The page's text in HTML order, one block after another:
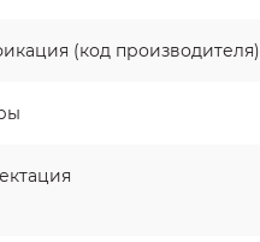
(код производителя)